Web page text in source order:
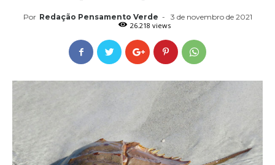
Por Redação Pensamento Verde -
3 de novembro de 2021
26.218 views